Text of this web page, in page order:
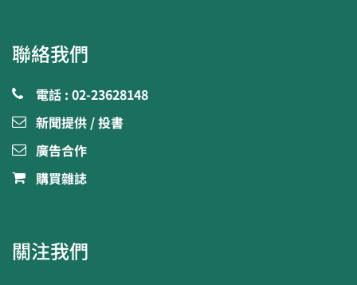
聯絡我們
電話 : 02-23628148
新聞提供 / 投書
廣告合作
購買雜誌
關注我們